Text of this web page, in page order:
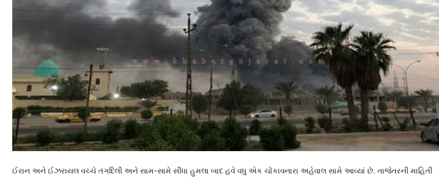
ઈરાન અને ઈઝરાયલ વચ્ચે તંગદિલી અને સામ-સામે સીધા હુમલા બાદ હવે વધુ એક ચોંકાવનારા અહેવાલ સામે આવ્યાં છે. તાજેતરની માહિતી